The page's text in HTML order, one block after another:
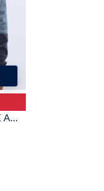
REMERA POLO RAYADA DE ALGODON - Piedra